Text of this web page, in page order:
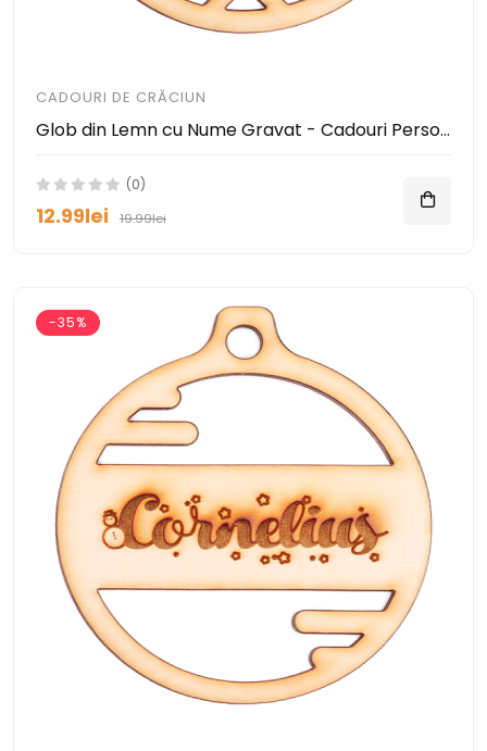
CADOURI DE CRĂCIUN
Glob din Lemn cu Nume Gravat - Cadouri Personalizate pentru Momente Speciale
(0)
12.99lei 19.99lei
-35%